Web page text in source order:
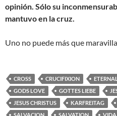
opinión. Sólo su
mantuvo en la cruz.
Uno no puede más que
CROSS CRUCIFIXION
GODS LOVE
GOTTES LIEBE
JESUS CHRISTUS
KARFREITAG